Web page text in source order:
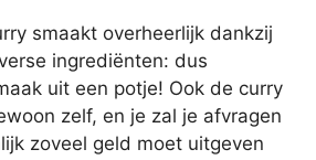
smaakt overheerlijk dankzij
ingrediënten: dus
uit een potje! Ook de curry
zelf, en je zal je afvragen
zoveel geld moet uitgeven